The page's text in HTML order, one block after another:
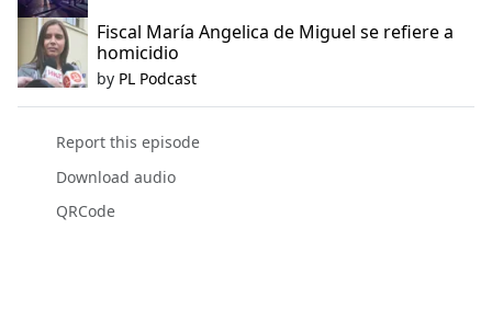
Fiscal María Angelica de Miguel se refiere a
homicidio
by PL Podcast
Report this episode
Download audio
QRCode